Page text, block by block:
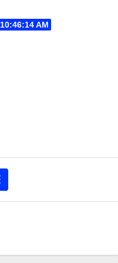
10:46:15 AM